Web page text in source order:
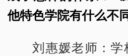
他特色学院有什么不
刘惠媛老师：